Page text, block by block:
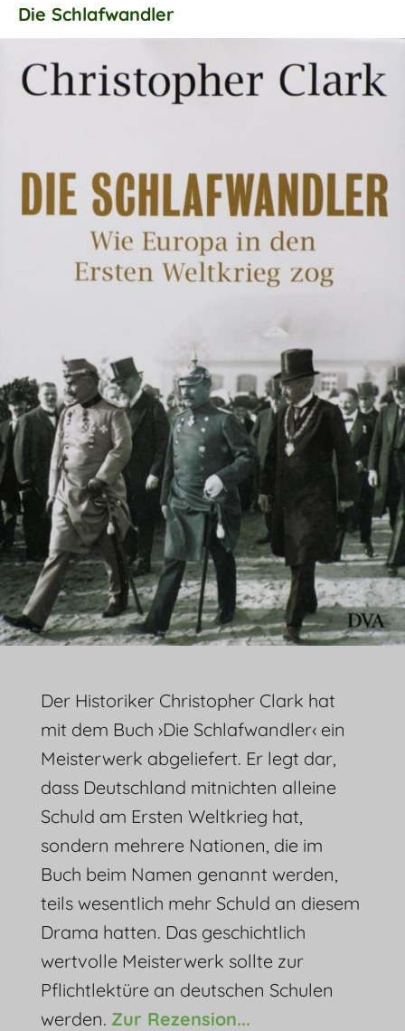
Die Schlafwandler
Der Historiker Christopher Clark hat
mit dem Buch ›Die Schlafwandler‹ ein
Meisterwerk abgeliefert. Er legt dar,
dass Deutschland mitnichten alleine
Schuld am Ersten Weltkrieg hat,
sondern mehrere Nationen, die im
Buch beim Namen genannt werden,
teils wesentlich mehr Schuld an diesem
Drama hatten. Das geschichtlich
wertvolle Meisterwerk sollte zur
Pflichtlektüre an deutschen Schulen
werden. Zur Rezension...